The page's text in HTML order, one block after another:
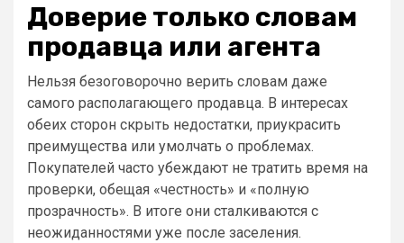
Доверие только словам
продавца или агента
Нельзя безоговорочно верить словам даже
самого располагающего продавца. В интересах
обеих сторон скрыть недостатки, приукрасить
преимущества или умолчать о проблемах.
Покупателей часто убеждают не тратить время на
проверки, обещая «честность» и «полную
прозрачность». В итоге они сталкиваются с
неожиданностями уже после заселения.